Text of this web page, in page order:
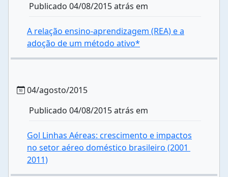
Publicado 04/08/2015 atrás em
A relação ensino-aprendizagem (REA) e a
adoção de um método ativo*
04/agosto/2015
Publicado 04/08/2015 atrás em
Gol Linhas Aéreas: crescimento e impactos
no setor aéreo doméstico brasileiro (2001 
2011)